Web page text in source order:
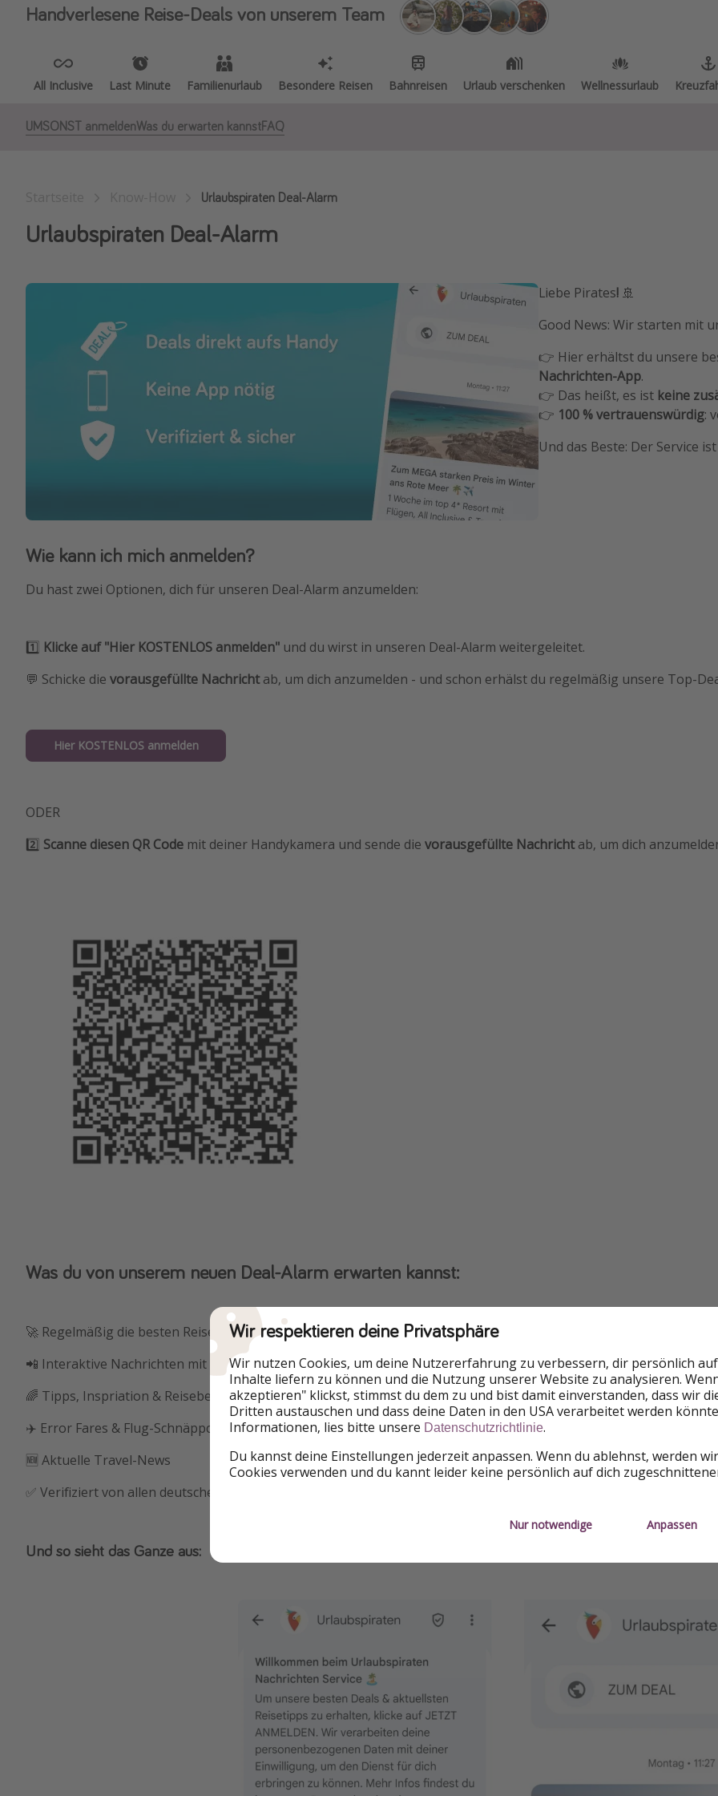
Handverlesene Reise-Deals von unserem Team
All Inclusive Last Minute Familienurlaub Besondere Reisen Bahnreisen Urlaub verschenken Wellnessurlaub
UMSONST anmeldenWas du erwarten kannstFAQ
Urlaubspiraten Deal-Alarm
Urlaubspiraten Deal-Alarm
Liebe Pirates! 🚢
Good News: Wir starten mit
👉 Hier erhältst du unsere
Nachrichten-App.
👉 Das heißt, es ist keine
👉 100 % vertrauenswürdig:
Und das Beste: Der Service
Wie kann ich mich anmelden?
Du hast zwei Optionen, dich für unseren Deal-Alarm anzumelden:
1️⃣ Klicke auf "Hier KOSTENLOS anmelden" und du wirst in unseren Deal-Alarm weitergeleitet.
💬 Schicke die vorausgefüllte Nachrichtab, um dich anzumelden - und schon erhälst du regelmäßig unsere Top-
Hier KOSTENLOS anmelden
ODER
2️⃣ Scanne diesen QR Code mit deiner Handykamera und sende die vorausgefüllte Nachrichtab, um dich
Was du von unserem neuen Deal-Alarm erwarten kannst:
🚀 Regelmäßig die besten Reisedeals direkt aufs Handy
📲 Interaktive Nachrichten mit mehreren Deals auf einen Blick
🌈 Tipps, Inspriation & Reiseberichte
✈️ Error Fares & Flug-Schnäppchen
🆕 Aktuelle Travel-News
✅ Verifiziert von allen deutschen Mobilfunkanbietern
Und so sieht das Ganze aus:
Wir respektieren deine Privatsphäre
Wir nutzen Cookies, um deine Nutzererfahrung zu verbessern, dir persönlich
Inhalte liefern zu können und die Nutzung unserer Website zu analysieren.
akzeptieren" klickst, stimmst du dem zu und bist damit einverstanden, dass wir
Dritten austauschen und dass deine Daten in den USA verarbeitet werden
Informationen, lies bitte unsere Datenschutzrichtlinie.
Du kannst deine Einstellungen jederzeit anpassen. Wenn du ablehnst, werden
Cookies verwenden und du kannt leider keine persönlich auf dich
Nur notwendige Anpassen